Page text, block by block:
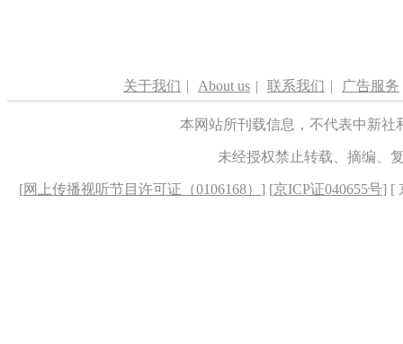
关于我们 | About us | 联系我们 | 广告服务
本网站所刊载信息，不代表中新
未经授权禁止转载、摘编、
[网上传播视听节目许可证（0106168） ] [京ICP证040655号] [